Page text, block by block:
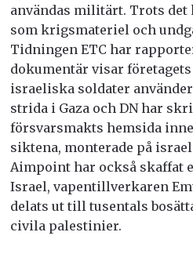
användas militärt. Trots det
som krigsmateriel och
Tidningen ETC har
dokumentär visar
israeliska soldater
strida i Gaza och DN har
försvarsmakts hemsida
siktena, monterade på
Aimpoint har också skaffat
Israel, vapentillverkaren
delats ut till tusentals
civila palestinier.